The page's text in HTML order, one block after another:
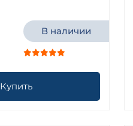
В наличии
Купить